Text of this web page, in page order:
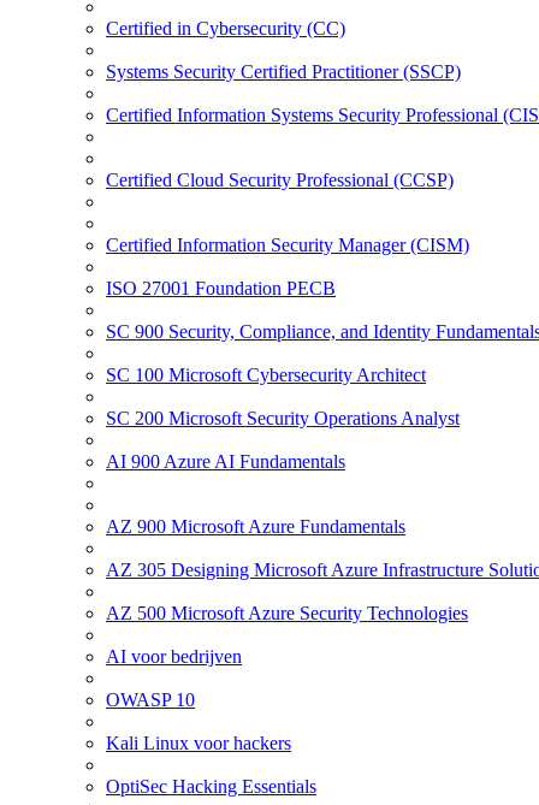
Certified in Cybersecurity (CC)
Systems Security Certified Practitioner (SSCP)
Certified Information Systems Security Professional
Certified Cloud Security Professional (CCSP)
Certified Information Security Manager (CISM)
ISO 27001 Foundation PECB
SC 900 Security, Compliance, and Identity
SC 100 Microsoft Cybersecurity Architect
SC 200 Microsoft Security Operations Analyst
AI 900 Azure AI Fundamentals
AZ 900 Microsoft Azure Fundamentals
AZ 305 Designing Microsoft Azure Infrastructure
AZ 500 Microsoft Azure Security Technologies
AI voor bedrijven
OWASP 10
Kali Linux voor hackers
OptiSec Hacking Essentials